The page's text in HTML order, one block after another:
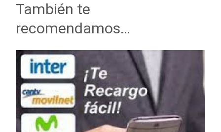
También te
recomendamos…